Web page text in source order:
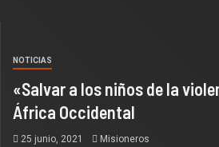
NOTICIAS
«Salvar a los niños de la
África Occidental
25 junio, 2021 Misioneros